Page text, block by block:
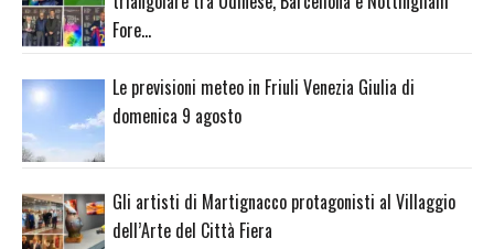
Fore…
Le previsioni meteo in Friuli Venezia Giulia di
domenica 9 agosto
Gli artisti di Martignacco protagonisti al Villaggio
dell’Arte del Città Fiera